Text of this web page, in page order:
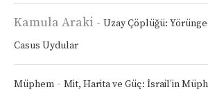
Kamula Araki - Uzay Çöplüğü:
Casus Uydular
Müphem - Mit, Harita ve Güç: İsrail’in